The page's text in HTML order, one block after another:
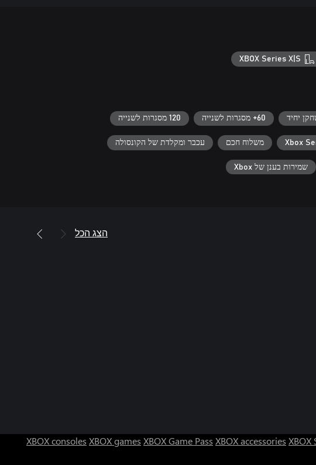
XBOX Series X|S
יחיד 60+ מסגרות לשנייה 120 מסגרות לשנייה
משלוח חכם עכבר ומקלדת של הקונסולה
שמירות בענן של Xbox
הצג הכל
XBOX consoles XBOX games XBOX Game Pass XBOX accessories XBOX